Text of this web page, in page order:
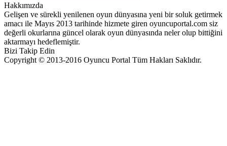
Hakkımızda
Gelişen ve sürekli yenilenen oyun dünyasına yeni bir soluk getirmek
amacı ile Mayıs 2013 tarihinde hizmete giren oyuncuportal.com siz
değerli okurlarına güncel olarak oyun dünyasında neler olup bittiğini
aktarmayı hedeflemiştir.
Bizi Takip Edin
Copyright © 2013-2016 Oyuncu Portal Tüm Hakları Saklıdır.